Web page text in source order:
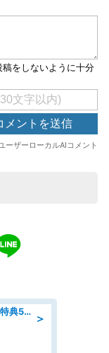
＞
2026年転職応援キャンペーン!入社特典58万円/デンソーで働こう!自動車工場で小型部品の検査業務 denso aichi